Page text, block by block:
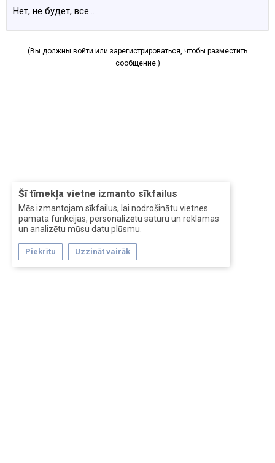
Šī tīmekļa vietne izmanto sīkfailus
Mēs izmantojam sīkfailus, lai nodrošinātu vietnes
pamata funkcijas, personalizētu saturu un reklāmas
un analizētu mūsu datu plūsmu.
Piekrītu Uzzināt vairāk
Нет, не будет, все...
(Вы должны войти или зарегистрироваться, чтобы разместить
сообщение.)